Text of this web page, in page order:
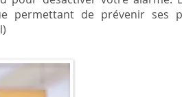
permettant de prévenir ses